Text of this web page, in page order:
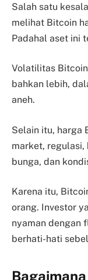
Salah satu
melihat Bitcoin
Padahal aset ini
Volatilitas
bahkan lebih,
aneh.
Selain itu, harga
market, regulasi,
bunga, dan
Karena itu,
orang. Investor
nyaman dengan
berhati-hati